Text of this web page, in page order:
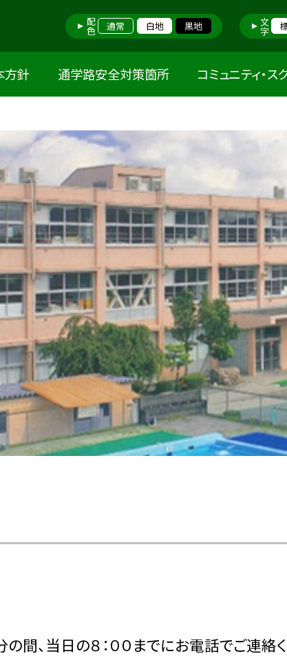
配色 通常 白地 黒地 文字
方針 通学路安全対策箇所 コミュニティ・ス
間、当日の８：００までにお電話でご連絡